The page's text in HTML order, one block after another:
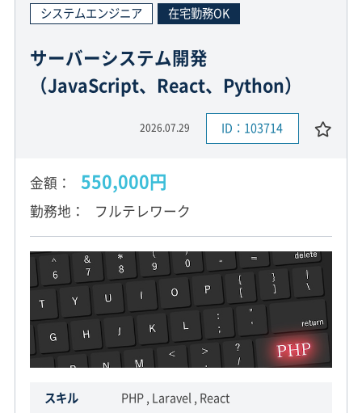
システムエンジニア
在宅勤務OK
サーバーシステム開発
（JavaScript、React、Python）
2026.07.29 ID：103714
金額 550,000円
勤務地 フルテレワーク
スキル
PHP , Laravel , React